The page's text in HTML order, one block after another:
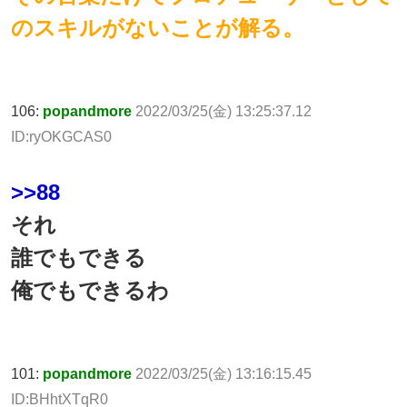
のスキルがないことが解る。
106: popandmore 2022/03/25(金) 13:25:37.12
ID:ryOKGCAS0
>>88
それ
誰でもできる
俺でもできるわ
101: popandmore 2022/03/25(金) 13:16:15.45
ID:BHhtXTqR0